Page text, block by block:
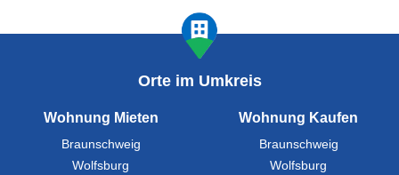
Orte im Umkreis
Wohnung Mieten
Braunschweig
Wolfsburg
Wohnung Kaufen
Braunschweig
Wolfsburg